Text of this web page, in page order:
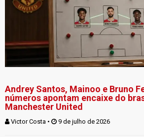
Andrey Santos, Mainoo e Bruno
números apontam encaixe do
Manchester United
Victor Costa • 9 de julho de 2026